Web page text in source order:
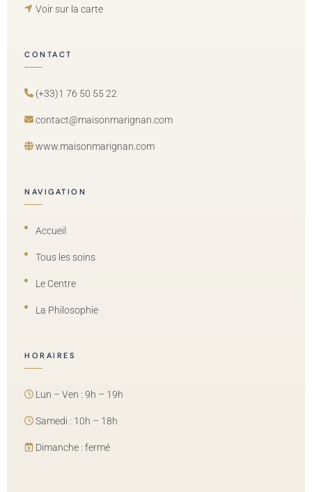
Voir sur la carte
CONTACT
(+33)1 76 50 55 22
contact@maisonmarignan.com
www.maisonmarignan.com
NAVIGATION
Accueil
Tous les soins
Le Centre
La Philosophie
HORAIRES
Lun – Ven : 9h – 19h
Samedi : 10h – 18h
Dimanche : fermé